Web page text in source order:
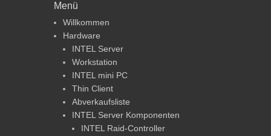
Menü
Willkommen
Hardware
INTEL Server
Workstation
INTEL mini PC
Thin Client
Abverkaufsliste
INTEL Server Komponenten
INTEL Raid-Controller